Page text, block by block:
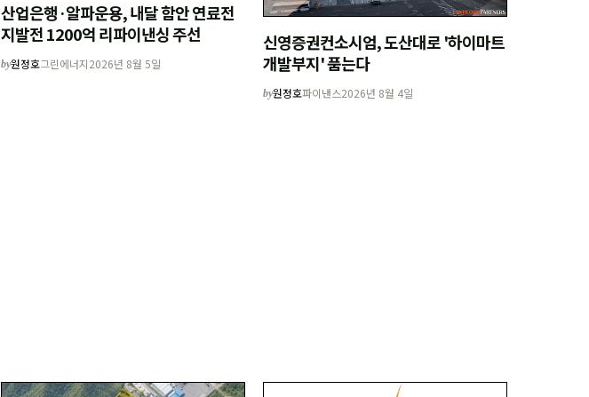
산업은행·알파운용, 내달 함안 연료전
지발전 1200억 리파이낸싱 주선
by원정호그린에너지2026년 8월 5일
신영증권컨소시엄, 도산대로 '하이마트
개발부지' 품는다
by원정호파이낸스2026년 8월 4일